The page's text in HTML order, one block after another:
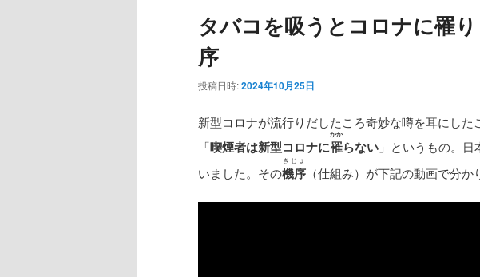
タバコを吸うとコロナに罹
序
投稿日時:2024年10月25日
新型コロナが流行りだしたころ奇妙な噂を耳にし
「喫煙者は新型コロナに罹
かか
らない 」というもの。
いました。その機序
きじょ
（仕組み）が下記の動画で分か